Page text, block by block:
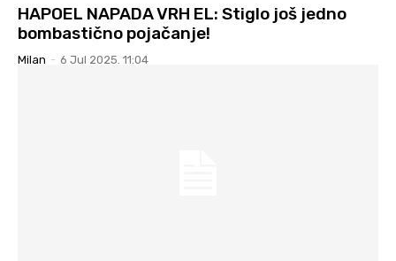
HAPOEL NAPADA VRH EL: Stiglo još jedno
bombastično pojačanje!
Milan - 6 Jul 2025. 11:04